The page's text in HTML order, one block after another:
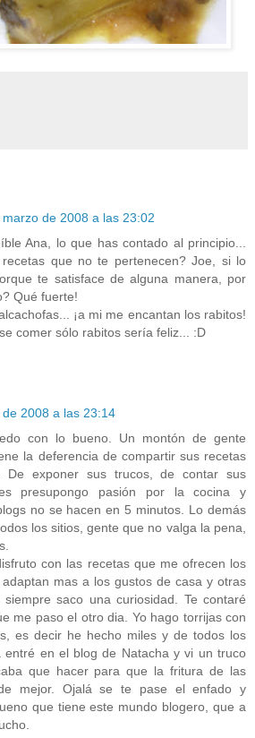
marzo de 2008 a las 23:02
Ana, lo que has contado al principio...
que no te pertenecen? Joe, si lo
te satisface de alguna manera, por
Qué fuerte!
¡a mi me encantan los rabitos!
comer sólo rabitos sería feliz... :D
2008 a las 23:14
con lo bueno. Un montón de gente
la deferencia de compartir sus recetas
De exponer sus trucos, de contar sus
presupongo pasión por la cocina y
no se hacen en 5 minutos. Lo demás
los sitios, gente que no valga la pena,
con las recetas que me ofrecen los
mas a los gustos de casa y otras
saco una curiosidad. Te contaré
me paso el otro dia. Yo hago torrijas con
es decir he hecho miles y de todos los
entré en el blog de Natacha y vi un truco
que hacer para que la fritura de las
mejor. Ojalá se te pase el enfado y
que tiene este mundo blogero, que a